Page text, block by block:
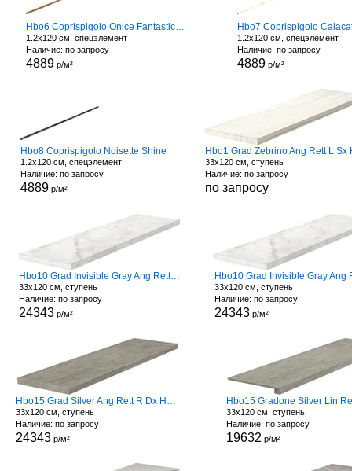
Hbo6 Coprispigolo Onice Fantastico Shine
1.2x120 см, спецэлемент
Наличие: по запросу
4889 р/м²
Hbo7 Coprispigolo
1.2x120 см, спецэлемент
Наличие: по запросу
4889 р/м²
Hbo8 Coprispigolo Noisette Shine
1.2x120 см, спецэлемент
Наличие: по запросу
4889 р/м²
33x120 см, ступень
Наличие: по запросу
по запросу
Hbo10 Grad Invisible Gray Ang Rett L Sx Hard
33x120 см, ступень
Наличие: по запросу
24343р/м²
33x120 см, ступень
Наличие: по запросу
24343р/м²
Hbo15 Grad Silver Ang Rett R Dx Hard
33x120 см, ступень
Наличие: по запросу
24343 р/м²
Hbo15 Gradone Silver Lin
33x120 см, ступень
Наличие: по запросу
19632 р/м²